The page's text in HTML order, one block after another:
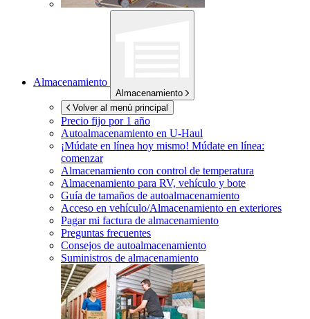
Almacenamiento
Almacenamiento
Volver al menú principal
Precio fijo por 1 año
Autoalmacenamiento en U-Haul
¡Múdate en línea hoy mismo! Múdate en línea:
comenzar
Almacenamiento con control de temperatura
Almacenamiento para RV, vehículo y bote
Guía de tamaños de autoalmacenamiento
Acceso en vehículo/Almacenamiento en exteriores
Pagar mi factura de almacenamiento
Preguntas frecuentes
Consejos de autoalmacenamiento
Suministros de almacenamiento